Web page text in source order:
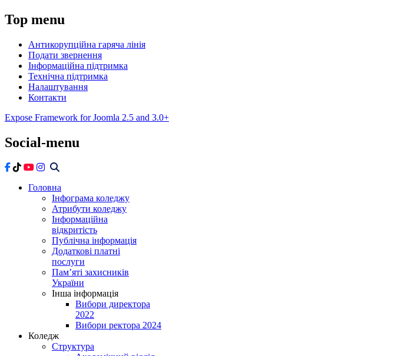
Top menu
Антикорупційна гаряча лінія
Подати звернення
Інформаційна підтримка
Технічна підтримка
Налаштування
Контакти
Expose Framework for Joomla 2.5 and 3.0+
Social-menu
Головна
Інфограма коледжу
Атрибути коледжу
Інформаційна
відкритість
Публічна інформація
Додаткові платні
послуги
Пам’яті захисників
України
Інша інформація
Вибори директора
2022
Вибори ректора 2024
Коледж
Структура